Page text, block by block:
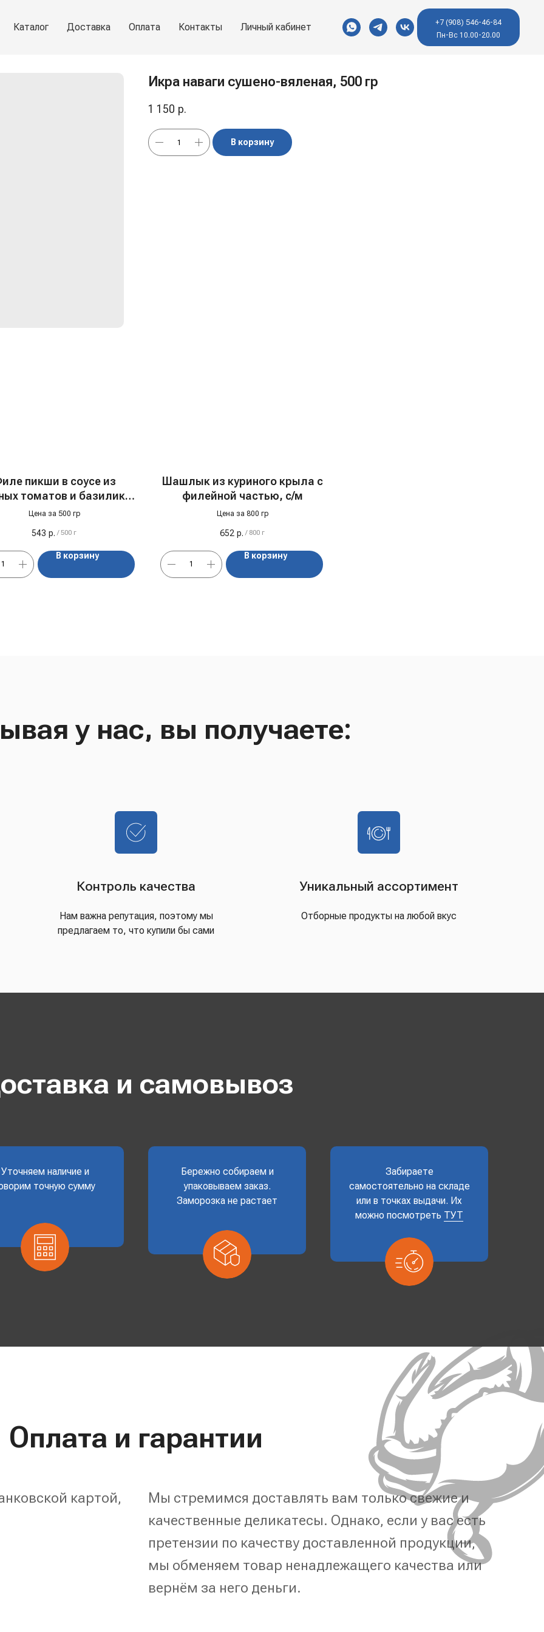
Каталог Доставка Оплата Контакты Личный кабинет
+7 (908) 546-46-84
Пн-Вс 10.00-20.00
Икра наваги сушено-вяленая, 500 гр
1 150 р.
В корзину
пикши в соусе из
томатов и базилика,
с/м
Цена за 500 гр
543 р. / 500 г
В корзину
Шашлык из куриного крыла с
филейной частью, с/м
Цена за 800 гр
652 р. / 800 г
В корзину
у нас, вы получаете:
Контроль качества
Нам важна репутация, поэтому мы
предлагаем то, что купили бы сами
Уникальный ассортимент
Отборные продукты на любой вкус
и самовывоз
Уточняем наличие и
точную сумму
Бережно собираем и
упаковываем заказ.
Заморозка не растает
Забираете
самостоятельно на складе
или в точках выдачи. Их
можно посмотреть ТУТ
Оплата и гарантии
картой,
Мы стремимся доставлять вам только свежие и
качественные деликатесы. Однако, если у вас есть
претензии по качеству доставленной продукции,
мы обменяем товар ненадлежащего качества или
вернём за него деньги.